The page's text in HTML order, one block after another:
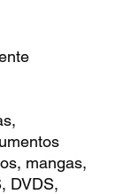
mangas,
DVDS,